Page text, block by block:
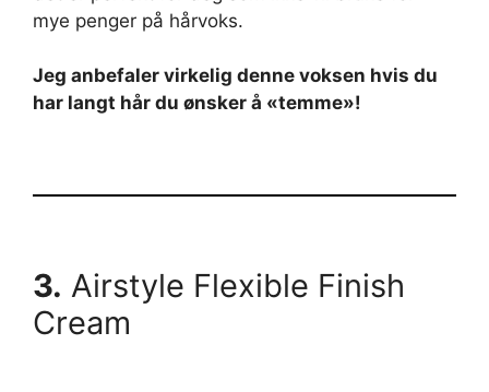
mye penger på hårvoks.
Jeg anbefaler virkelig denne voksen hvis du
har langt hår du ønsker å «temme»!
3. Airstyle Flexible Finish
Cream